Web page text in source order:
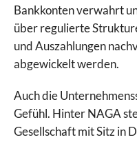
Bankkonten verwahrt
über regulierte
und Auszahlungen
abgewickelt werden.
Auch die
Gefühl. Hinter NAGA
Gesellschaft mit Sitz in